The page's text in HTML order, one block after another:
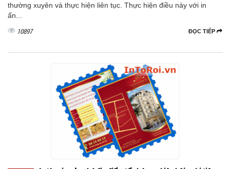
thường xuyên và thực hiện liên tục. Thực hiện điều này với in
ấn...
ĐỌC TIẾP
10897